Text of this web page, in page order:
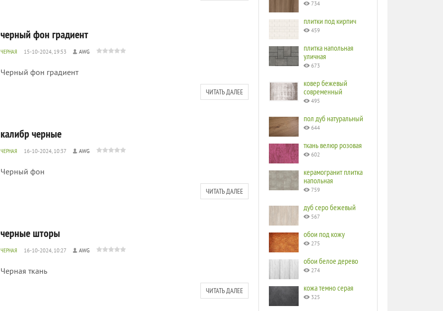
черный фон градиент
ЧЕРНАЯ 15-10-2024, 19:53 AWG
Черный фон градиент
ЧИТАТЬ ДАЛЕЕ
калибр черные
ЧЕРНАЯ 16-10-2024, 10:37 AWG
Черный фон
ЧИТАТЬ ДАЛЕЕ
черные шторы
ЧЕРНАЯ 16-10-2024, 10:27 AWG
Черная ткань
ЧИТАТЬ ДАЛЕЕ
734
плитки под кирпич
459
плитка напольная
уличная
673
ковер бежевый
современный
495
пол дуб натуральный
644
ткань велюр розовая
602
керамогранит плитка
напольная
759
дуб серо бежевый
567
обои под кожу
275
обои белое дерево
274
кожа темно серая
325